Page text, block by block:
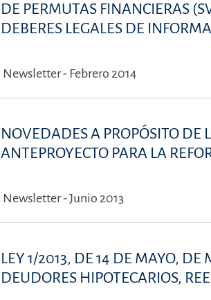
DE PERMUTAS FINANCIERAS
DEBERES LEGALES DE
Newsletter - Febrero 2014
NOVEDADES A PROPÓSITO DE
ANTEPROYECTO PARA LA
Newsletter - Junio 2013
LEY 1/2013, DE 14 DE MAYO, DE
DEUDORES HIPOTECARIOS,